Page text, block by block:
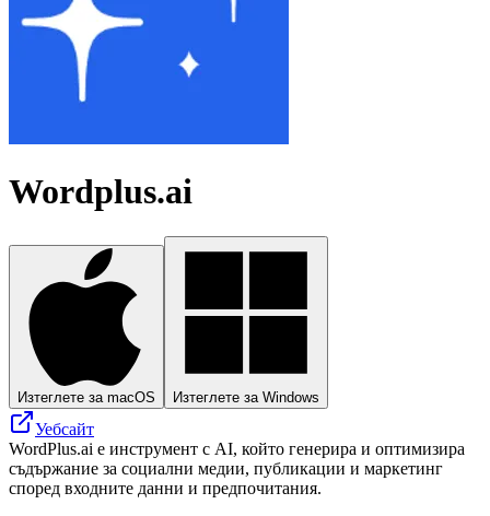
Wordplus.ai
Изтеглете за macOS Изтеглете за Windows
Уебсайт
WordPlus.ai е инструмент с AI, който генерира и оптимизира
съдържание за социални медии, публикации и маркетинг
според входните данни и предпочитания.